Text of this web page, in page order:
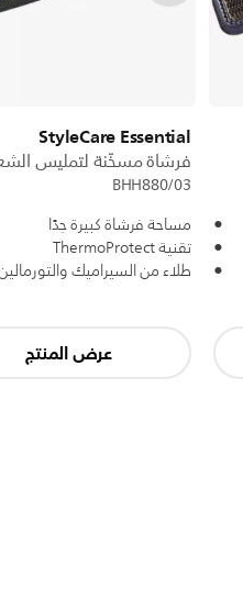
StyleCare Essential
فرشاة مسخّنة لتمليس
BHH880/03
مساحة فرشاة كبيرة جدًا
تقنية ThermoProtect
طلاء من السيراميك
عرض المنتج